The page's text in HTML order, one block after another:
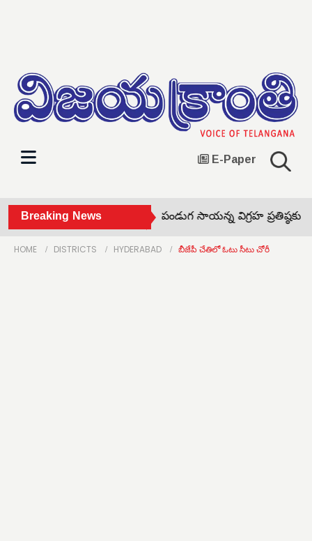
E-Paper
Breaking News
వ్య‌క్తి ఆత్మ‌హ‌త్య‌ • పండుగ సాయన్న విగ్రహ ప్రతిష్ఠకు
HOME DISTRICTS HYDERABAD బీజేపీ చేతిలో ఓటు సీటు చోరీ